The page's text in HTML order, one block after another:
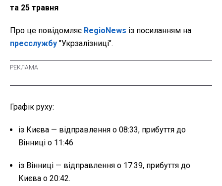
та 25 травня
Про це повідомляє RegioNews із посиланням на
пресслужбу "Укрзалізниці".
Графік руху:
із Києва — відправлення о 08:33, прибуття до
Вінниці о 11:46
із Вінниці — відправлення о 17:39, прибуття до
Києва о 20:42.